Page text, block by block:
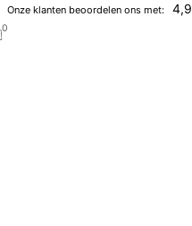
Onze klanten beoordelen ons met: 4,9
0